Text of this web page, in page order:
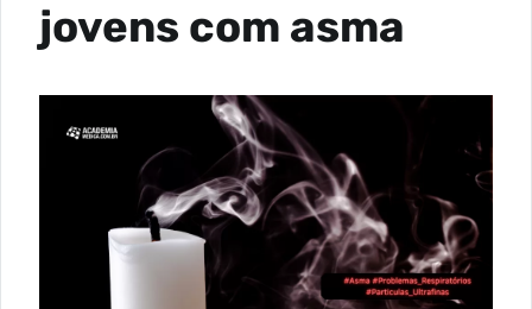
jovens com asma